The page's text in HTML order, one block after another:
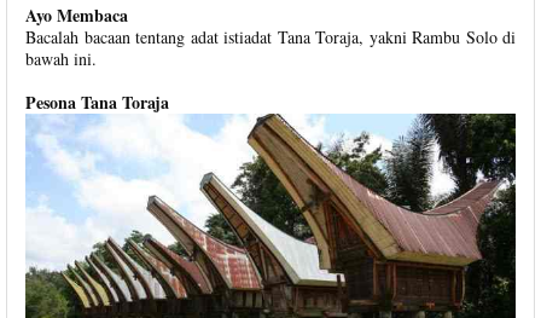
Ayo Membaca
Bacalah bacaan tentang adat istiadat Tana Toraja, yakni Rambu Solo di
bawah ini.
Pesona Tana Toraja